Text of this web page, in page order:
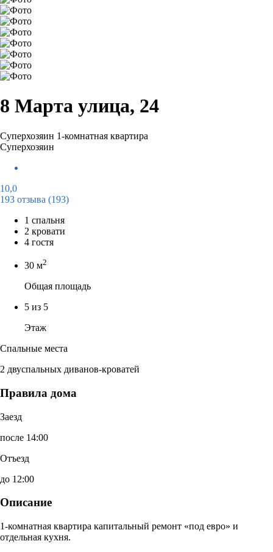
8 Марта улица, 24
Суперхозяин 1-комнатная квартира
Суперхозяин
10,0
193 отзыва (193)
1 спальня
2 кровати
4 гостя
30 м2
Общая площадь
5 из 5
Этаж
Спальные места
2 двуспальных диванов-кроватей
Правила дома
Заезд
после 14:00
Отъезд
до 12:00
Описание
1-комнатная квартира капитальный ремонт «под евро» и
отдельная кухня.